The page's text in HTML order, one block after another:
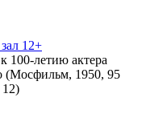
12+
100-летию актера
(Мосфильм, 1950, 95